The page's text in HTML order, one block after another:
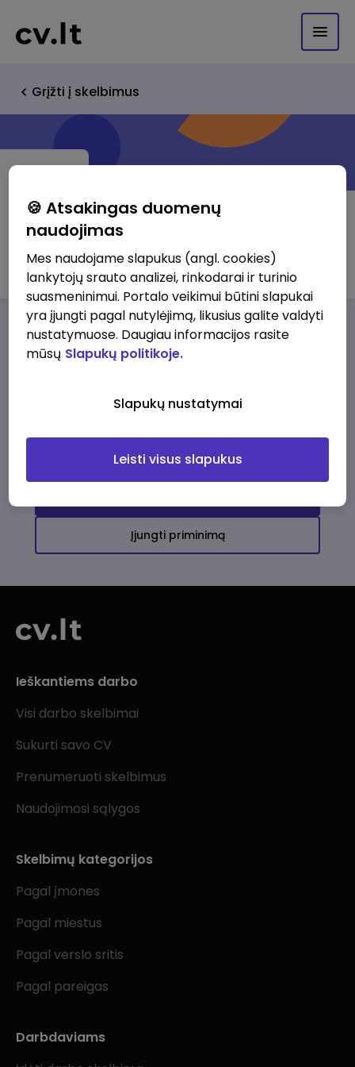
Grįžti į skelbimus
Coretech lt UAB
Darbo pasiūlymaiApie musPrivalumai
darbo pasiūlymų
Įjungti priminimą
Ieškantiems darbo
Visi darbo skelbimai
Sukurti savo CV
Prenumeruoti skelbimus
Naudojimosi sąlygos
Skelbimų kategorijos
Pagal įmones
Pagal miestus
Pagal verslo sritis
Pagal pareigas
Darbdaviams
🍪 Atsakingas duomenų
naudojimas
Mes naudojame slapukus (angl. cookies)
lankytojų srauto analizei, rinkodarai ir turinio
suasmeninimui. Portalo veikimui būtini slapukai
yra įjungti pagal nutylėjimą, likusius galite valdyti
nustatymuose. Daugiau informacijos rasite
mūsų Slapukų politikoje.
Slapukų nustatymai
Leisti visus slapukus